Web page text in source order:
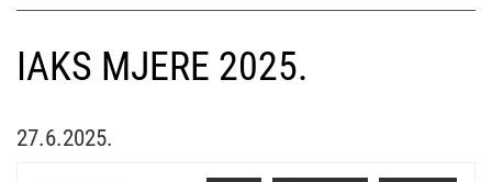
IAKS MJERE 2025.
27.6.2025.